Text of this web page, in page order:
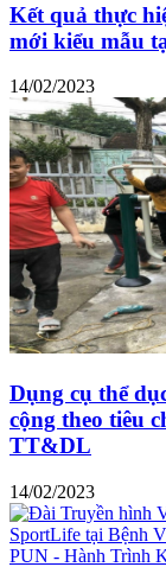
Kết quả thực
mới kiểu mẫu
14/02/2023
Dụng cụ thể
cộng theo tiêu
TT&DL
14/02/2023